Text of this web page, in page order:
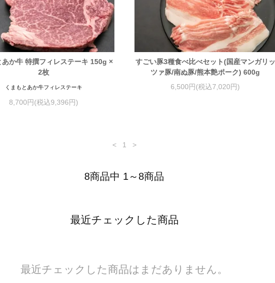
あか牛 特撰フィレステーキ 150g ×
2枚
くまもとあか牛フィレステーキ
8,700円(税込9,396円)
すごい豚3種食べ比べセット(国産マンガリッ
ツァ豚/南ぬ豚/熊本艶ポーク) 600g
6,500円(税込7,020円)
< 1 >
8商品中 1～8商品
最近チェックした商品
最近チェックした商品はまだありません。